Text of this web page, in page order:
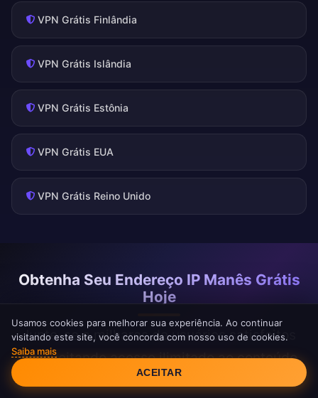
VPN Grátis Finlândia
VPN Grátis Islândia
VPN Grátis Estônia
VPN Grátis EUA
VPN Grátis Reino Unido
Obtenha Seu Endereço IP Manês Grátis
Hoje
Junte-se a milhares de usuários satisfeitos
aproveitando acesso ilimitado ao conteúdo
da Ilha de Man com o FreeAndroidVPN
Consentimento de Cookies
Usamos cookies para melhorar sua experiência. Ao continuar
visitando este site, você concorda com nosso uso de cookies.
Saiba mais
ACEITAR